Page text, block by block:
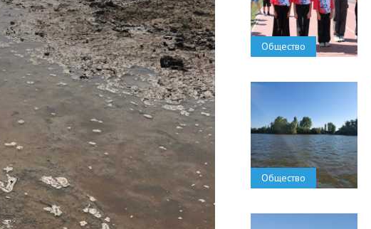
Общество
Общество